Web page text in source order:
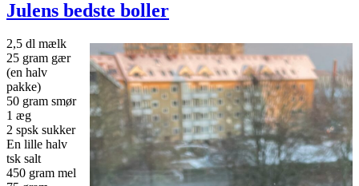
Julens bedste boller
2,5 dl mælk
25 gram gær
(en halv
pakke)
50 gram smør
1 æg
2 spsk sukker
En lille halv
tsk salt
450 gram mel